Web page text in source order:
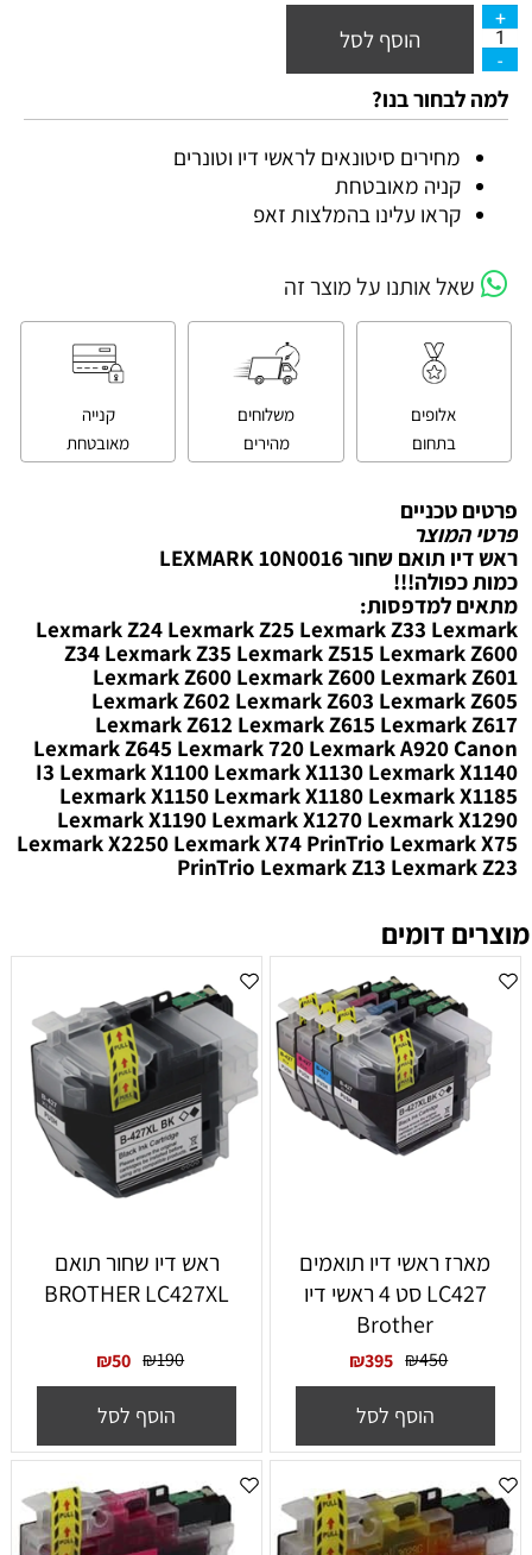
הוסף לסל
למה לבחור בנו?
מחירים סיטונאים לראשי דיו וטונרים
קניה מאובטחת
קראו עלינו בהמלצות זאפ
שאל אותנו על מוצר זה
אלופים
בתחום
משלוחים
מהירים
קנייה
מאובטחת
פרטים טכניים
פרטי המוצר
ראש דיו תואם שחור LEXMARK 10N0016
כמות כפולה!!!
מתאים למדפסות:
Lexmark Z24 Lexmark Z25 Lexmark Z33 Lexmark
Z34 Lexmark Z35 Lexmark Z515 Lexmark Z600
Lexmark Z600 Lexmark Z600 Lexmark Z601
Lexmark Z602 Lexmark Z603 Lexmark Z605
Lexmark Z612 Lexmark Z615 Lexmark Z617
Lexmark Z645 Lexmark 720 Lexmark A920 Canon
I3 Lexmark X1100 Lexmark X1130 Lexmark X1140
Lexmark X1150 Lexmark X1180 Lexmark X1185
Lexmark X1190 Lexmark X1270 Lexmark X1290
Lexmark X2250 Lexmark X74 PrinTrio Lexmark X75
PrinTrio Lexmark Z13 Lexmark Z23
מוצרים דומים
‏מארז ראשי דיו תואמים
LC427 סט 4 ראשי דיו
Brother
₪450
₪395
הוסף לסל
ראש דיו שחור תואם
BROTHER LC427XL
₪190
₪50
הוסף לסל